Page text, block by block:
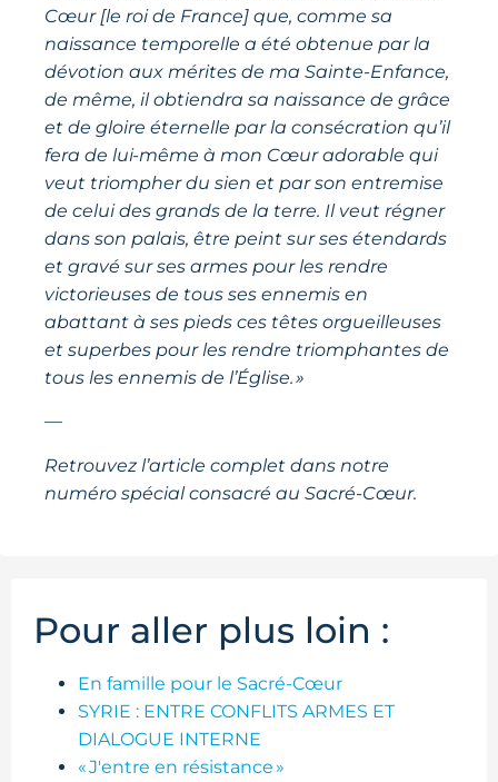
Cœur [le roi de France] que, comme sa
naissance temporelle a été obtenue par la
dévotion aux mérites de ma Sainte-Enfance,
de même, il obtiendra sa naissance de grâce
et de gloire éternelle par la consécration qu’il
fera de lui-même à mon Cœur adorable qui
veut triompher du sien et par son entremise
de celui des grands de la terre. Il veut régner
dans son palais, être peint sur ses étendards
et gravé sur ses armes pour les rendre
victorieuses de tous ses ennemis en
abattant à ses pieds ces têtes orgueilleuses
et superbes pour les rendre triomphantes de
tous les ennemis de l’Église. »
—
Retrouvez l’article complet dans notre
numéro spécial consacré au Sacré-Cœur.
Pour aller plus loin :
En famille pour le Sacré-Cœur
SYRIE : ENTRE CONFLITS ARMES ET
DIALOGUE INTERNE
« J'entre en résistance »